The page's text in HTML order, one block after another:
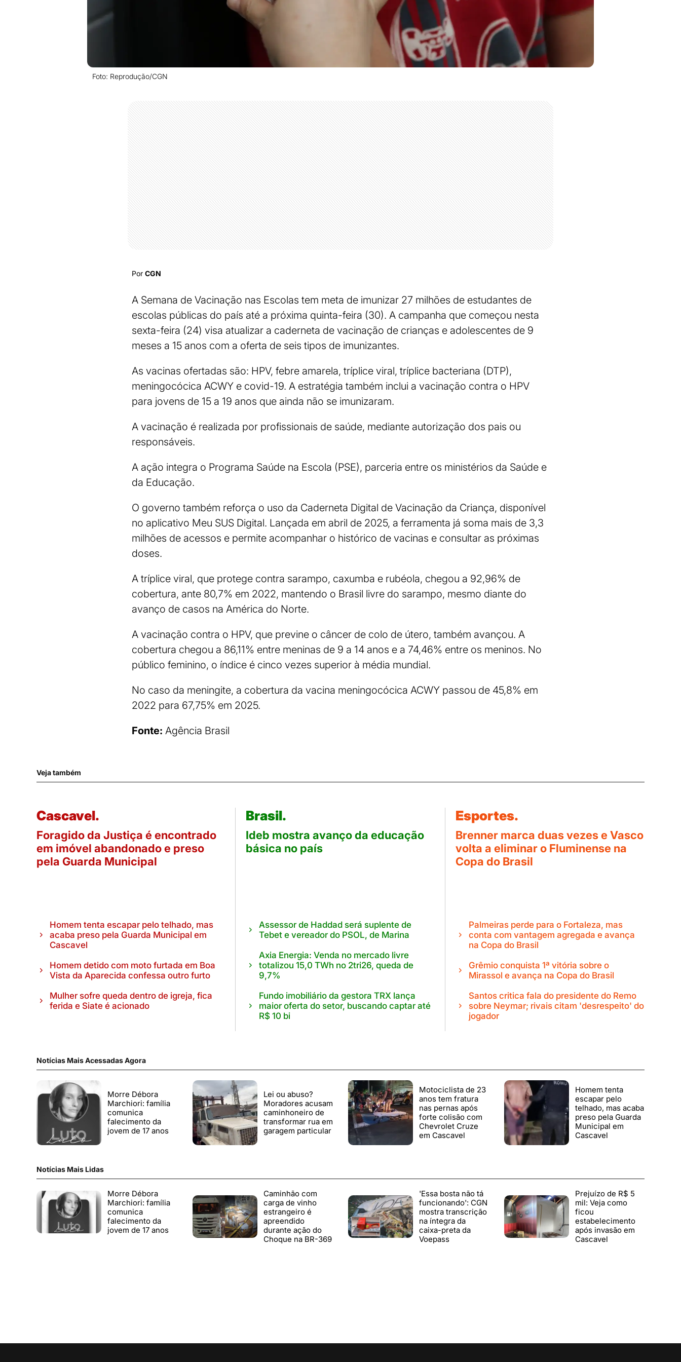
Foto: Reprodução/CGN
Por CGN
A Semana de Vacinação nas Escolas tem meta de imunizar 27 milhões de estudantes de
escolas públicas do país até a próxima quinta-feira (30). A campanha que começou nesta
sexta-feira (24) visa atualizar a caderneta de vacinação de crianças e adolescentes de 9
meses a 15 anos com a oferta de seis tipos de imunizantes.
As vacinas ofertadas são: HPV, febre amarela, tríplice viral, tríplice bacteriana (DTP),
meningocócica ACWY e covid-19. A estratégia também inclui a vacinação contra o HPV
para jovens de 15 a 19 anos que ainda não se imunizaram.
A vacinação é realizada por profissionais de saúde, mediante autorização dos pais ou
responsáveis.
A ação integra o Programa Saúde na Escola (PSE), parceria entre os ministérios da Saúde e
da Educação.
O governo também reforça o uso da Caderneta Digital de Vacinação da Criança, disponível
no aplicativo Meu SUS Digital. Lançada em abril de 2025, a ferramenta já soma mais de 3,3
milhões de acessos e permite acompanhar o histórico de vacinas e consultar as próximas
doses.
A tríplice viral, que protege contra sarampo, caxumba e rubéola, chegou a 92,96% de
cobertura, ante 80,7% em 2022, mantendo o Brasil livre do sarampo, mesmo diante do
avanço de casos na América do Norte.
A vacinação contra o HPV, que previne o câncer de colo de útero, também avançou. A
cobertura chegou a 86,11% entre meninas de 9 a 14 anos e a 74,46% entre os meninos. No
público feminino, o índice é cinco vezes superior à média mundial.
No caso da meningite, a cobertura da vacina meningocócica ACWY passou de 45,8% em
2022 para 67,75% em 2025.
Fonte: Agência Brasil
Veja também
Cascavel.
Foragido da Justiça é encontrado
em imóvel abandonado e preso
pela Guarda Municipal
Homem tenta escapar pelo telhado, mas
acaba preso pela Guarda Municipal em
Cascavel
Homem detido com moto furtada em Boa
Vista da Aparecida confessa outro furto
Mulher sofre queda dentro de igreja, fica
ferida e Siate é acionado
Brasil.
Ideb mostra avanço da educação
básica no país
Assessor de Haddad será suplente de
Tebet e vereador do PSOL, de Marina
Axia Energia: Venda no mercado livre
totalizou 15,0 TWh no 2tri26, queda de
9,7%
Fundo imobiliário da gestora TRX lança
maior oferta do setor, buscando captar até
R$ 10 bi
Esportes.
Brenner marca duas vezes e Vasco
volta a eliminar o Fluminense na
Copa do Brasil
Palmeiras perde para o Fortaleza, mas
conta com vantagem agregada e avança
na Copa do Brasil
Grêmio conquista 1ª vitória sobre o
Mirassol e avança na Copa do Brasil
Santos critica fala do presidente do Remo
sobre Neymar; rivais citam 'desrespeito' do
jogador
Notícias Mais Acessadas Agora
Morre Débora
Marchiori: família
comunica
falecimento da
jovem de 17 anos
Lei ou abuso?
Moradores acusam
caminhoneiro de
transformar rua em
garagem particular
Motociclista de 23
anos tem fratura
nas pernas após
forte colisão com
Chevrolet Cruze
em Cascavel
Homem tenta
escapar pelo
telhado, mas acaba
preso pela Guarda
Municipal em
Cascavel
Notícias Mais Lidas
Morre Débora
Marchiori: família
comunica
falecimento da
jovem de 17 anos
Caminhão com
carga de vinho
estrangeiro é
apreendido
durante ação do
Choque na BR-369
'Essa bosta não tá
funcionando': CGN
mostra transcrição
na íntegra da
caixa-preta da
Voepass
Prejuízo de R$ 5
mil: Veja como
ficou
estabelecimento
após invasão em
Cascavel